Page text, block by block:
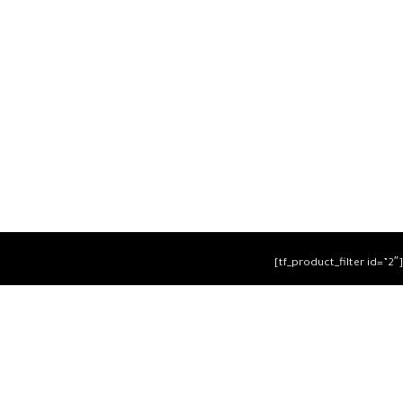
[tf_product_filter id=”2″]